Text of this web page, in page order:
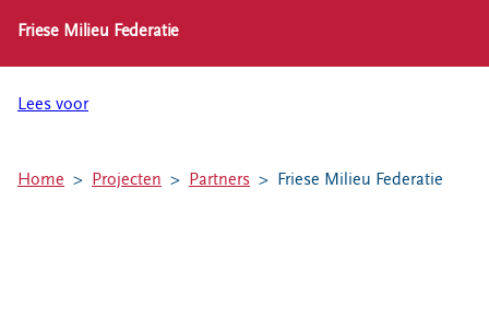
NL EN
Afval scheiden
Friese Milieu Federatie
Lees voor
Home Projecten Partners Friese Milieu Federatie